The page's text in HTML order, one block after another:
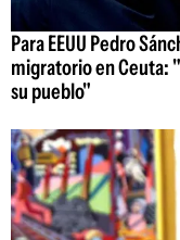
Para EEUU Pedro
migratorio en Ceuta:
su pueblo"